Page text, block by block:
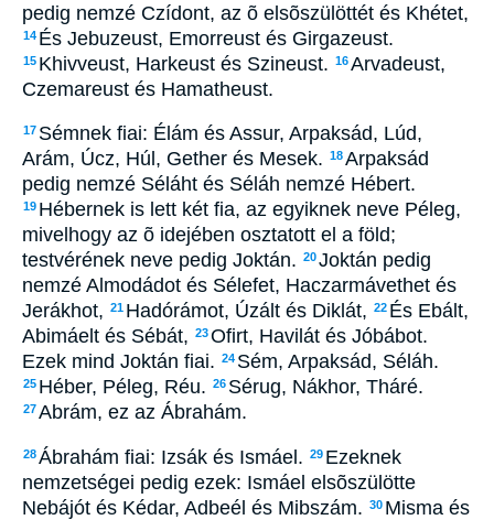
pedig nemzé Czídont, az õ elsõszülöttét és Khétet,
14 És Jebuzeust, Emorreust és Girgazeust.
15 Khivveust, Harkeust és Szineust. 16Arvadeust,
Czemareust és Hamatheust.
17 Sémnek fiai: Élám és Assur, Arpaksád, Lúd,
Arám, Úcz, Húl, Gether és Mesek. 18Arpaksád
pedig nemzé Séláht és Séláh nemzé Hébert.
19 Hébernek is lett két fia, az egyiknek neve Péleg,
mivelhogy az õ idejében osztatott el a föld;
testvérének neve pedig Joktán. 20Joktán pedig
nemzé Almodádot és Sélefet, Haczarmávethet és
Jerákhot, 21 Hadórámot, Úzált és Diklát, 22 És Ebált,
Abimáelt és Sébát, 23Ofirt, Havilát és Jóbábot.
Ezek mind Joktán fiai. 24 Sém, Arpaksád, Séláh.
25 Héber, Péleg, Réu. 26 Sérug, Nákhor, Tháré.
27Abrám, ez az Ábrahám.
28Ábrahám fiai: Izsák és Ismáel. 29 Ezeknek
nemzetségei pedig ezek: Ismáel elsõszülötte
Nebájót és Kédar, Adbeél és Mibszám. 30 Misma és